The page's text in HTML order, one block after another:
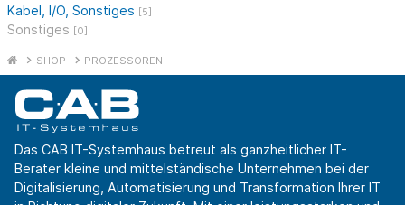
Kabel, I/O, Sonstiges [5]
Sonstiges [0]
SHOP PROZESSOREN
Das CAB IT-Systemhaus betreut als ganzheitlicher IT-
Berater kleine und mittelständische Unternehmen bei der
Digitalisierung, Automatisierung und Transformation Ihrer IT